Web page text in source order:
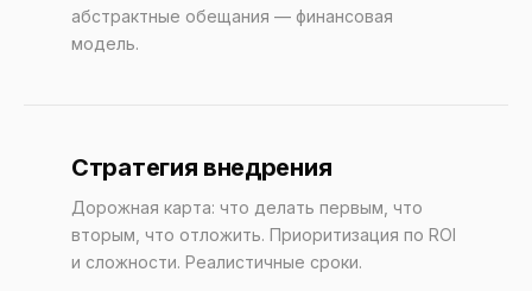
абстрактные обещания — финансовая
модель.
Стратегия внедрения
Дорожная карта: что делать первым, что
вторым, что отложить. Приоритизация по ROI
и сложности. Реалистичные сроки.